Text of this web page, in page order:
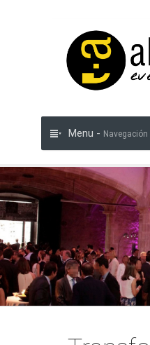
Menu - Navegación